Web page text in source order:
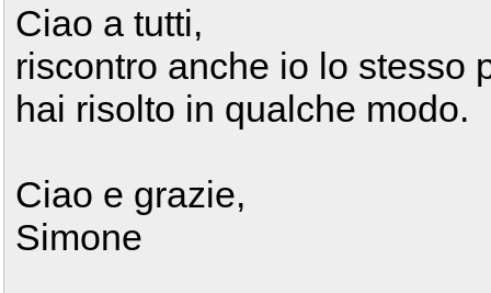
Ciao a tutti,
riscontro anche io lo stesso
hai risolto in qualche modo.
Ciao e grazie,
Simone